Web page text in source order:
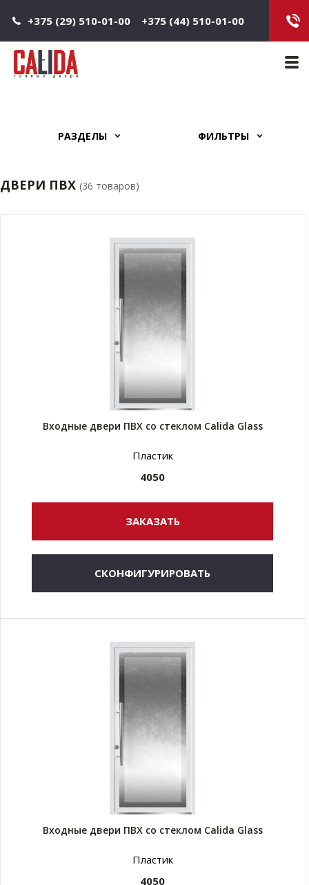
+375 (29) 510-01-00
+375 (44) 510-01-00
РАЗДЕЛЫ ФИЛЬТРЫ
ДВЕРИ ПВХ (36 товаров)
Входные двери ПВХ со стеклом Calida Glass
Пластик
4050
ЗАКАЗАТЬ
СКОНФИГУРИРОВАТЬ
Входные двери ПВХ со стеклом Calida Glass
Пластик
4050